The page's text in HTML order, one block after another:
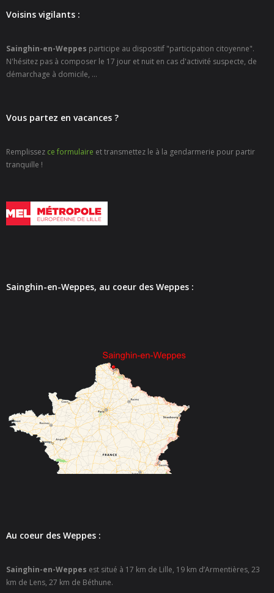
Voisins vigilants :
Sainghin-en-Weppes participe au dispositif "participation citoyenne".
N'hésitez pas à composer le 17 jour et nuit en cas d'activité suspecte, de
démarchage à domicile, ...
Vous partez en vacances ?
Remplissez ce formulaire et transmettez le à la gendarmerie pour partir
tranquille !
Sainghin-en-Weppes, au coeur des Weppes :
Au coeur des Weppes :
Sainghin-en-Weppes est situé à 17 km de Lille, 19 km d’Armentières, 23
km de Lens, 27 km de Béthune.